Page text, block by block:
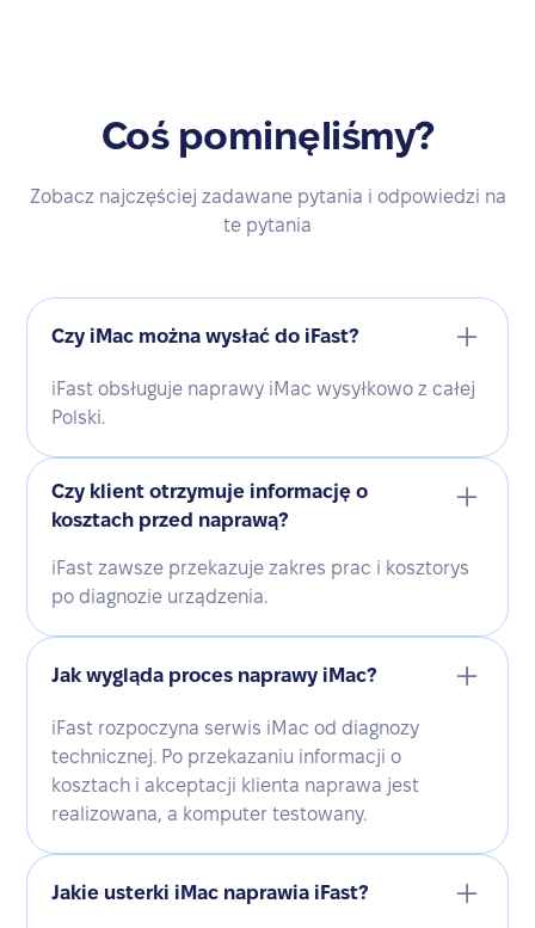
Coś pominęliśmy?
Zobacz najczęściej zadawane pytania i odpowiedzi na
te pytania
Czy iMac można wysłać do iFast?
iFast obsługuje naprawy iMac wysyłkowo z całej
Polski.
Czy klient otrzymuje informację o
kosztach przed naprawą?
iFast zawsze przekazuje zakres prac i kosztorys
po diagnozie urządzenia.
Jak wygląda proces naprawy iMac?
iFast rozpoczyna serwis iMac od diagnozy
technicznej. Po przekazaniu informacji o
kosztach i akceptacji klienta naprawa jest
realizowana, a komputer testowany.
Jakie usterki iMac naprawia iFast?